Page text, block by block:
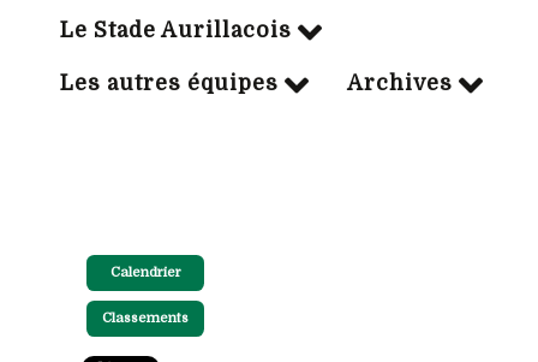
Le Stade Aurillacois
Les autres équipes Archives
Calendrier
Classements